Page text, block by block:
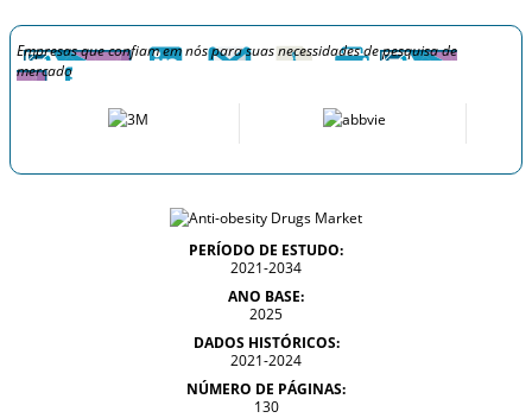
Empresas que confiam em nós para suas necessidades de pesquisa de
mercado
PERÍODO DE ESTUDO:
2021-2034
ANO BASE:
2025
DADOS HISTÓRICOS:
2021-2024
NÚMERO DE PÁGINAS:
130